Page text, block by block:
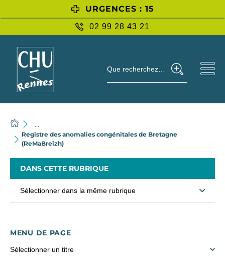
URGENCES : 15
02 99 28 43 21
Que recherchez-vous ?
Registre des anomalies congénitales de Bretagne
(ReMaBreizh)
DANS CETTE RUBRIQUE
Sélectionner dans la même rubrique
MENU DE PAGE
Sélectionner un titre